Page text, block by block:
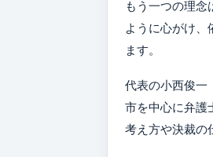
もう一つの理念
ように心がけ、
ます。
代表の小西俊一
市を中心に弁護
考え方や決裁の